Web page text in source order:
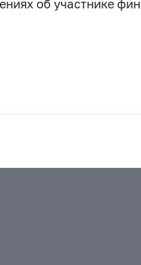
об участнике